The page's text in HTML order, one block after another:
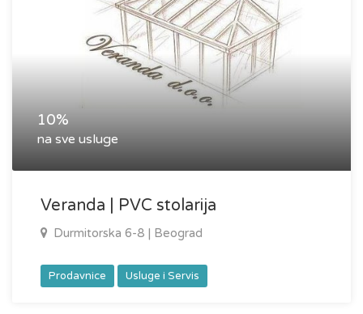
10%
na sve usluge
Veranda | PVC stolarija
Durmitorska 6-8 | Beograd
Prodavnice Usluge i Servis